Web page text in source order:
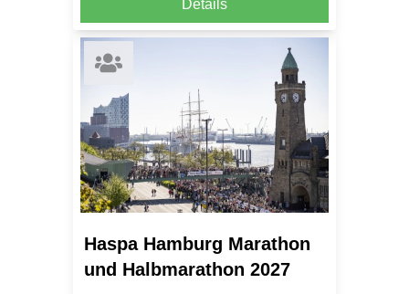
Details
Haspa Hamburg Marathon
und Halbmarathon 2027